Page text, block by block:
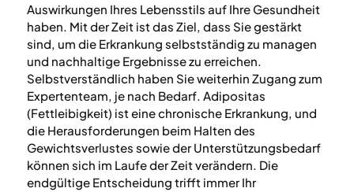
Auswirkungen Ihres Lebensstils auf Ihre Gesundheit
haben. Mit der Zeit ist das Ziel, dass Sie gestärkt
sind, um die Erkrankung selbstständig zu managen
und nachhaltige Ergebnisse zu erreichen.
Selbstverständlich haben Sie weiterhin Zugang zum
Expertenteam, je nach Bedarf. Adipositas
(Fettleibigkeit) ist eine chronische Erkrankung, und
die Herausforderungen beim Halten des
Gewichtsverlustes sowie der Unterstützungsbedarf
können sich im Laufe der Zeit verändern. Die
endgültige Entscheidung trifft immer Ihr